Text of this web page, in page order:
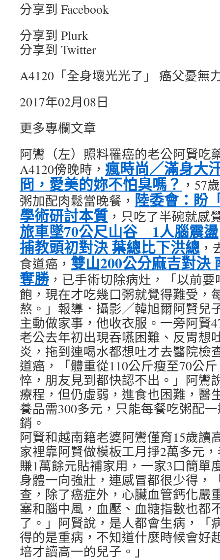
分享到 Facebook
分享到 Plurk
分享到 Twitter
A4120「全身壞光光了」 癌父憂無
2017年02月08日
更多專欄文章
阿鸞（左）照料罹癌的老公阿賢吃
A4120傍晚時， 瘋時尚／滿身大
冏，愛美的妳不怕臭嗎？ ，57
粥加配肉鬆當晚餐， 陸委會：盼
學術研討本質 ，只吃了半碗就感
旅車墜70公尺山谷 1人腦震盪
捕教頭初對決 葉總比下洪總
食道癌， 雙山200公分麻吉對決
奪勝，已手術切除病灶，「以前要
飽，現在才吃幾口粥就覺得難受，
熬。」報導．攝影╱韓旭爾阿賢兒
主動做家事，他收衣服。一旁阿賢
老公去年初出現吞嚥困難、反胃想
炎，拖到連喝水都想吐才去醫院檢
道癌，「體重從110公斤瘦至70公
悴，朋友見到都快認不出。」阿鸞
療程，但仍虛弱，進食也困難，醫
養品需300多元，只能每餐吃粥配
銷。
阿賢和越南籍老婆阿鸞僅育15歲讀
家裡靠阿賢做模板工月掙2萬多元
賺1萬餘元貼補家用，一家3口簡單
身體一向強壯，連感冒都很少得，
查，除了癌症外，心臟血管鈣化嚴
塞和腦中風，血壓、血糖指數也都
了。」阿賢說，是人都會生病，「
得的是重病，不知道什麼時候會好
培才讀高一的兒子。」